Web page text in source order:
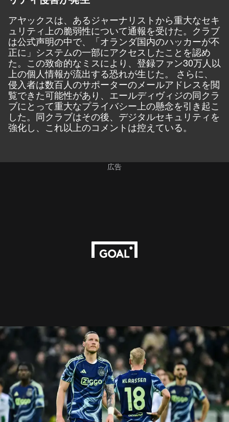
アヤックスは、あるジャーナリストから重大なセキ
ュリティ上の脆弱性について通報を受けた。クラブ
は公式声明の中で、「オランダ国内のハッカーが不
正に」システムの一部にアクセスしたことを認め
た。この致命的なミスにより、登録ファン30万人以
上の個人情報が流出する恐れが生じた。 さらに、
侵入者は数百人のサポーターのメールアドレスを閲
覧できた可能性があり、エールディヴィジの同クラ
ブにとって重大なプライバシー上の懸念を引き起こ
した。同クラブはその後、デジタルセキュリティを
強化し、これ以上のコメントは控えている。
広告